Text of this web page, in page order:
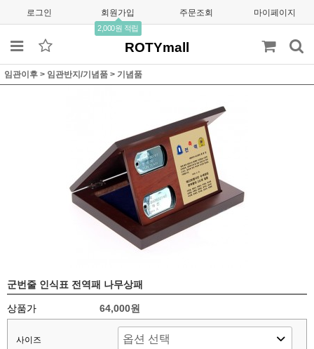
로그인 회원가입
2,000원 적립
주문조회 마이페이지
ROTYmall
임관이후 > 임관반지/기념품 > 기념품
군번줄 인식표 전역패 나무상패
상품가 64,000원
사이즈